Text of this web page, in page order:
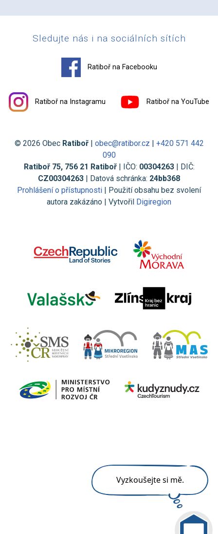
Sledujte nás i na sociálních sítích
Ratiboř na Facebooku
Ratiboř na Instagramu Ratiboř na YouTube
© 2026 Obec Ratiboř| obec@ratibor.cz
+420 571 442
090
Ratiboř 75, 756 21 Ratiboř| IČO: 00304263| DIČ:
CZ00304263 | Datová schránka: 24bb368
Prohlášení o přístupnosti | Použití obsahu bez svolení
autora zakázáno | Vytvořil Digiregion
Vyzkoušejte si mě.